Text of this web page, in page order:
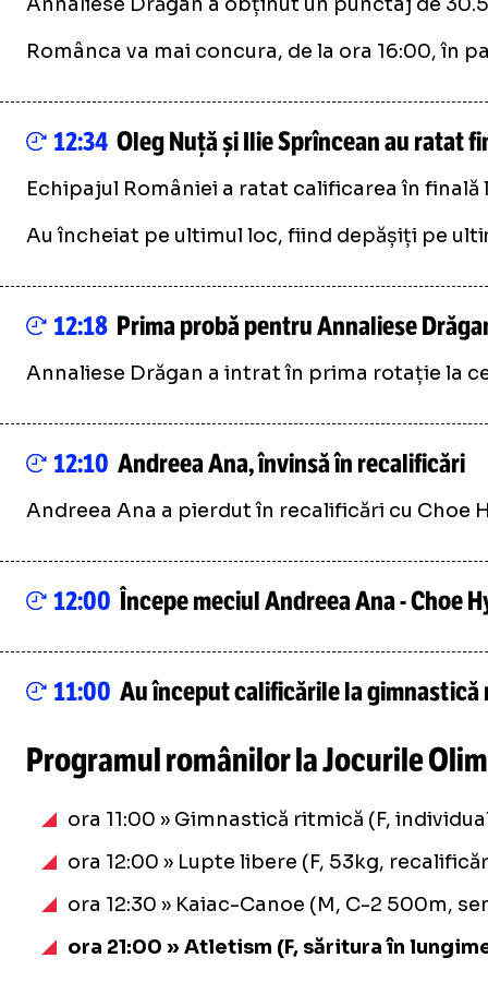
Românca va mai concura, de la ora 16:00, în
12:34 Oleg Nuță și Ilie Sprîncean au ratat
Echipajul României a ratat calificarea în
Au încheiat pe ultimul loc, fiind depășiți pe
12:18 Prima probă pentru Annaliese
Annaliese Drăgan a intrat în prima rotație la
12:10 Andreea Ana, învinsă în recalificări
Andreea Ana a pierdut în recalificări cu Choe
12:00 Începe meciul Andreea Ana - Choe
11:00 Au început calificările la gimnastică
Programul românilor la Jocurile
ora 11:00 » Gimnastică ritmică (F,
ora 12:00 » Lupte libere (F, 53kg,
ora 12:30 » Kaiac-Canoe (M, C-2 500m,
ora 21:00 » Atletism (F, săritura în